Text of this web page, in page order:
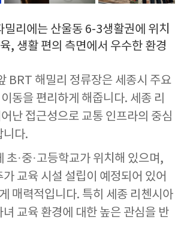
밀리에는 산울동 6-3생활권에 위치
, 생활 편의 측면에서 우수한 환경
BRT 해밀리 정류장은 세종시 주요
동을 편리하게 해줍니다. 세종 리
난 접근성으로 교통 인프라의 중심
니다.
초·중·고등학교가 위치해 있으며,
가 교육 시설 설립이 예정되어 있어
매력적입니다. 특히 세종 리첸시아
녀 교육 환경에 대한 높은 관심을 반